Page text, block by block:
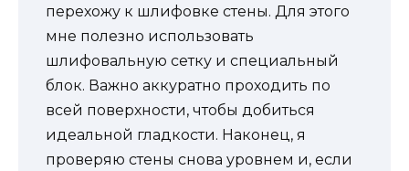
перехожу к шлифовке стены. Для этого
мне полезно использовать
шлифовальную сетку и специальный
блок. Важно аккуратно проходить по
всей поверхности, чтобы добиться
идеальной гладкости. Наконец, я
проверяю стены снова уровнем и, если